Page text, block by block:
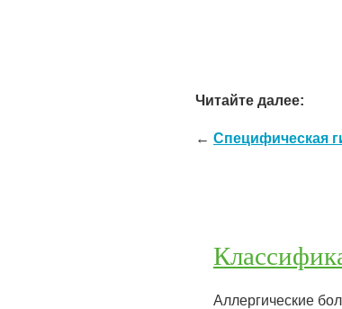
Читайте далее:
← Специфическая
Аллергические